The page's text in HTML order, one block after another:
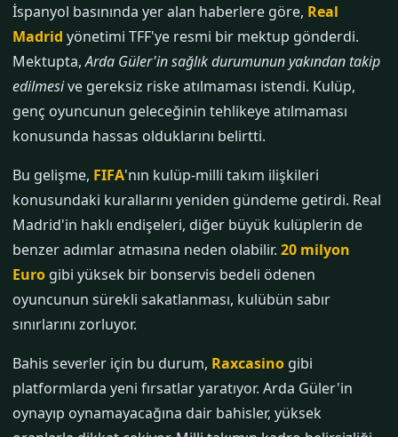
İspanyol basınında yer alan haberlere göre, Real
Madrid yönetimi TFF'ye resmi bir mektup gönderdi.
Mektupta,Arda Güler'in sağlık durumunun yakından takip
edilmesive gereksiz riske atılmaması istendi. Kulüp,
genç oyuncunun geleceğinin tehlikeye atılmaması
konusunda hassas olduklarını belirtti.
Bu gelişme, FIFA'nın kulüp-milli takım ilişkileri
konusundaki kurallarını yeniden gündeme getirdi. Real
Madrid'in haklı endişeleri, diğer büyük kulüplerin de
benzer adımlar atmasına neden olabilir. 20 milyon
Euro gibi yüksek bir bonservis bedeli ödenen
oyuncunun sürekli sakatlanması, kulübün sabır
sınırlarını zorluyor.
Bahis severler için bu durum, Raxcasino gibi
platformlarda yeni fırsatlar yaratıyor. Arda Güler'in
oynayıp oynamayacağına dair bahisler, yüksek